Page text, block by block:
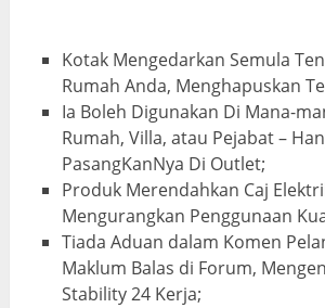
Kotak Mengedarkan Semula
Rumah Anda, Menghapuskan
Ia Boleh Digunakan Di Mana-
Rumah, Villa, atau Pejabat –
PasangKanNya Di Outlet;
Produk Merendahkan Caj
Mengurangkan Penggunaan
Tiada Aduan dalam Komen
Maklum Balas di Forum,
Stability 24 Kerja;